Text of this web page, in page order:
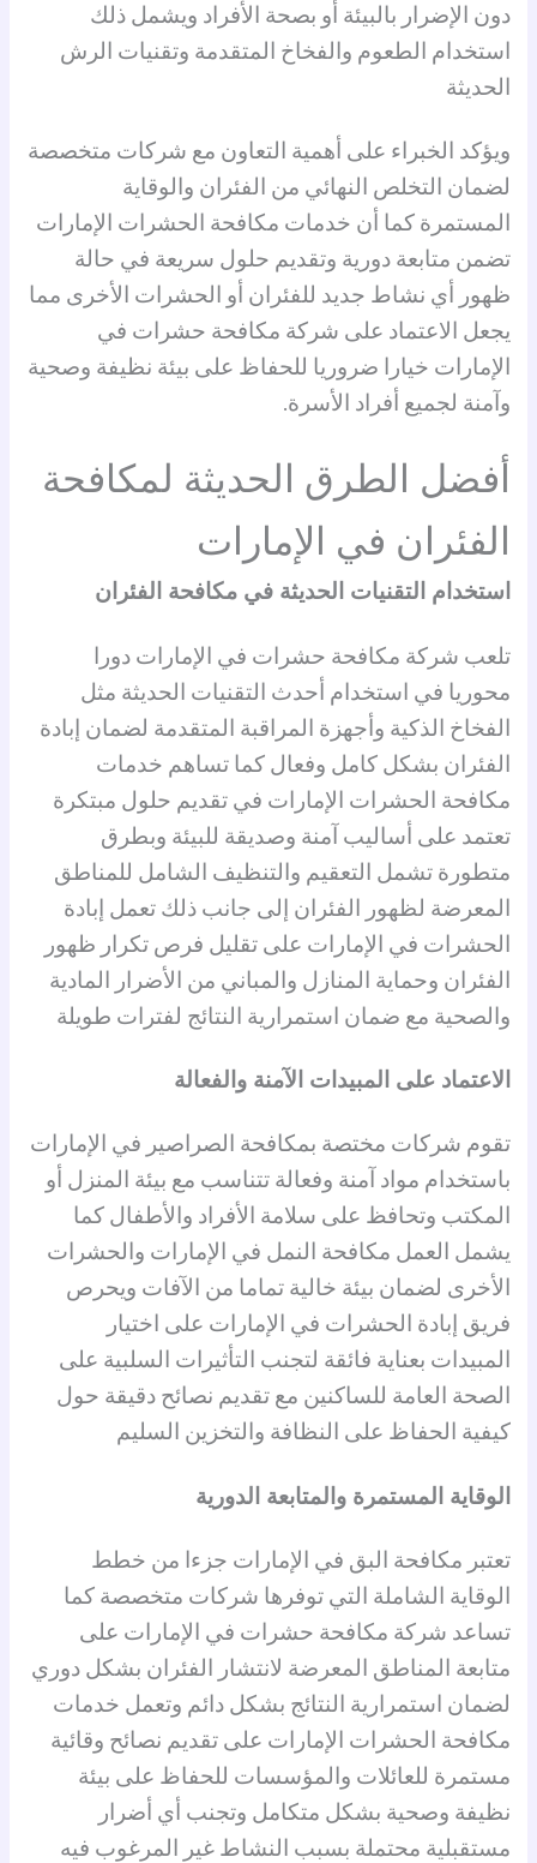
دون الإضرار بالبيئة أو بصحة الأفراد ويشمل ذلك
استخدام الطعوم والفخاخ المتقدمة وتقنيات الرش
الحديثة
ويؤكد الخبراء على أهمية التعاون مع شركات متخصصة
لضمان التخلص النهائي من الفئران والوقاية
المستمرة كما أن خدمات مكافحة الحشرات الإمارات
تضمن متابعة دورية وتقديم حلول سريعة في حالة
ظهور أي نشاط جديد للفئران أو الحشرات الأخرى مما
يجعل الاعتماد على شركة مكافحة حشرات في
الإمارات خيارا ضروريا للحفاظ على بيئة نظيفة وصحية
وآمنة لجميع أفراد الأسرة.
أفضل الطرق الحديثة لمكافحة
الفئران في الإمارات
استخدام التقنيات الحديثة في مكافحة الفئران
تلعب شركة مكافحة حشرات في الإمارات دورا
محوريا في استخدام أحدث التقنيات الحديثة مثل
الفخاخ الذكية وأجهزة المراقبة المتقدمة لضمان إبادة
الفئران بشكل كامل وفعال كما تساهم خدمات
مكافحة الحشرات الإمارات في تقديم حلول مبتكرة
تعتمد على أساليب آمنة وصديقة للبيئة وبطرق
متطورة تشمل التعقيم والتنظيف الشامل للمناطق
المعرضة لظهور الفئران إلى جانب ذلك تعمل إبادة
الحشرات في الإمارات على تقليل فرص تكرار ظهور
الفئران وحماية المنازل والمباني من الأضرار المادية
والصحية مع ضمان استمرارية النتائج لفترات طويلة
الاعتماد على المبيدات الآمنة والفعالة
تقوم شركات مختصة بمكافحة الصراصير في الإمارات
باستخدام مواد آمنة وفعالة تتناسب مع بيئة المنزل أو
المكتب وتحافظ على سلامة الأفراد والأطفال كما
يشمل العمل مكافحة النمل في الإمارات والحشرات
الأخرى لضمان بيئة خالية تماما من الآفات ويحرص
فريق إبادة الحشرات في الإمارات على اختيار
المبيدات بعناية فائقة لتجنب التأثيرات السلبية على
الصحة العامة للساكنين مع تقديم نصائح دقيقة حول
كيفية الحفاظ على النظافة والتخزين السليم
الوقاية المستمرة والمتابعة الدورية
تعتبر مكافحة البق في الإمارات جزءا من خطط
الوقاية الشاملة التي توفرها شركات متخصصة كما
تساعد شركة مكافحة حشرات في الإمارات على
متابعة المناطق المعرضة لانتشار الفئران بشكل دوري
لضمان استمرارية النتائج بشكل دائم وتعمل خدمات
مكافحة الحشرات الإمارات على تقديم نصائح وقائية
مستمرة للعائلات والمؤسسات للحفاظ على بيئة
نظيفة وصحية بشكل متكامل وتجنب أي أضرار
مستقبلية محتملة بسبب النشاط غير المرغوب فيه